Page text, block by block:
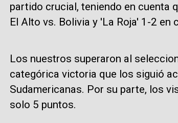
partido crucial, teniendo en cuenta
El Alto vs. Bolivia y 'La Roja' 1-2
Los nuestros superaron al
categórica victoria que los siguió
Sudamericanas. Por su parte, los
solo 5 puntos.